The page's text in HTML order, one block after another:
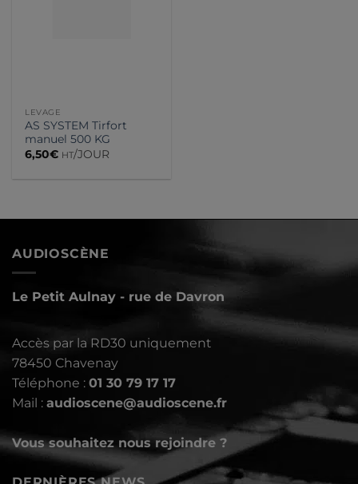
LEVAGE
AS SYSTEM Tirfort
manuel 500 KG
6,50€ HT/JOUR
AUDIOSCÈNE
Le Petit Aulnay - rue de Davron
Accès par la RD30 uniquement
78450 Chavenay
Téléphone : 01 30 79 17 17
Mail : audioscene@audioscene.fr
Vous souhaitez nous rejoindre ?